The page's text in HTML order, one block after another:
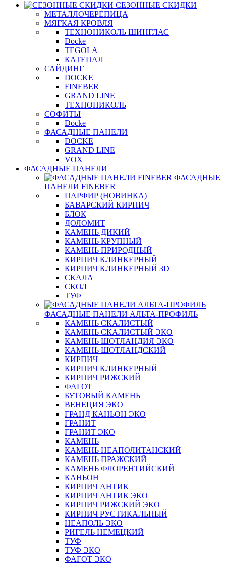
СЕЗОННЫЕ СКИДКИ
МЕТАЛЛОЧЕРЕПИЦА
МЯГКАЯ КРОВЛЯ
ТЕХНОНИКОЛЬ ШИНГЛАС
Docke
TEGOLA
КАТЕПАЛ
САЙДИНГ
DOCKE
FINEBER
GRAND LINE
ТЕХНОНИКОЛЬ
СОФИТЫ
Docke
ФАСАДНЫЕ ПАНЕЛИ
DOCKE
GRAND LINE
VOX
ФАСАДНЫЕ ПАНЕЛИ
ФАСАДНЫЕ
ПАНЕЛИ FINEBER
ПАРФИР (НОВИНКА)
БАВАРСКИЙ КИРПИЧ
БЛОК
ДОЛОМИТ
КАМЕНЬ ДИКИЙ
КАМЕНЬ КРУПНЫЙ
КАМЕНЬ ПРИРОДНЫЙ
КИРПИЧ КЛИНКЕРНЫЙ
КИРПИЧ КЛИНКЕРНЫЙ 3D
СКАЛА
СКОЛ
ТУФ
ФАСАДНЫЕ ПАНЕЛИ АЛЬТА-ПРОФИЛЬ
КАМЕНЬ СКАЛИСТЫЙ
КАМЕНЬ СКАЛИСТЫЙ ЭКО
КАМЕНЬ ШОТЛАНДИЯ ЭКО
КАМЕНЬ ШОТЛАНДСКИЙ
КИРПИЧ
КИРПИЧ КЛИНКЕРНЫЙ
КИРПИЧ РИЖСКИЙ
ФАГОТ
БУТОВЫЙ КАМЕНЬ
ВЕНЕЦИЯ ЭКО
ГРАНД КАНЬОН ЭКО
ГРАНИТ
ГРАНИТ ЭКО
КАМЕНЬ
КАМЕНЬ НЕАПОЛИТАНСКИЙ
КАМЕНЬ ПРАЖСКИЙ
КАМЕНЬ ФЛОРЕНТИЙСКИЙ
КАНЬОН
КИРПИЧ АНТИК
КИРПИЧ АНТИК ЭКО
КИРПИЧ РИЖСКИЙ ЭКО
КИРПИЧ РУСТИКАЛЬНЫЙ
НЕАПОЛЬ ЭКО
РИГЕЛЬ НЕМЕЦКИЙ
ТУФ
ТУФ ЭКО
ФАГОТ ЭКО